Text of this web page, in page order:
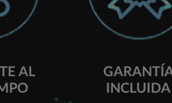
AL
INCLUIDA